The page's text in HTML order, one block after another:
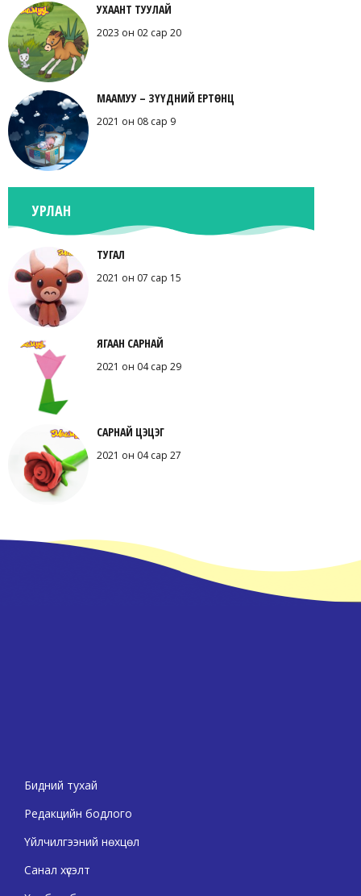
УХААНТ ТУУЛАЙ
2023 он 02 сар 20
МААМУУ – ЗҮҮДНИЙ ЕРТӨНЦ
2021 он 08 сар 9
УРЛАН
ТУГАЛ
2021 он 07 сар 15
ЯГААН САРНАЙ
2021 он 04 сар 29
САРНАЙ ЦЭЦЭГ
2021 он 04 сар 27
Бидний тухай
Редакцийн бодлого
Үйлчилгээний нөхцөл
Санал хүсэлт